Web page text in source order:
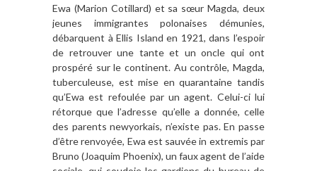
Ewa (Marion Cotillard) et sa sœur Magda, deux
jeunes immigrantes polonaises démunies,
débarquent à Ellis Island en 1921, dans l’espoir
de retrouver une tante et un oncle qui ont
prospéré sur le continent. Au contrôle, Magda,
tuberculeuse, est mise en quarantaine tandis
qu’Ewa est refoulée par un agent. Celui-ci lui
rétorque que l’adresse qu’elle a donnée, celle
des parents newyorkais, n’existe pas. En passe
d’être renvoyée, Ewa est sauvée in extremis par
Bruno (Joaquim Phoenix), un faux agent de l’aide